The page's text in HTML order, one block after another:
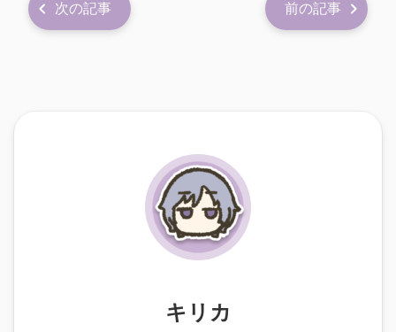
次の記事 前の記事
キリカ